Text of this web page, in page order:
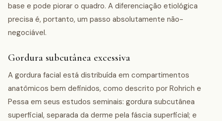
base e pode piorar o quadro. A diferenciação etiológica
precisa é, portanto, um passo absolutamente não-
negociável.
Gordura subcutânea excessiva
A gordura facial está distribuída em compartimentos
anatômicos bem definidos, como descrito por Rohrich e
Pessa em seus estudos seminais: gordura subcutânea
superficial, separada da derme pela fáscia superficial; e